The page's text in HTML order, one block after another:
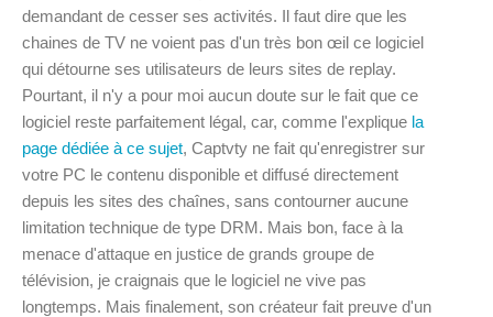
demandant de cesser ses activités. Il faut dire que les
chaines de TV ne voient pas d'un très bon œil ce logiciel
qui détourne ses utilisateurs de leurs sites de replay.
Pourtant, il n'y a pour moi aucun doute sur le fait que ce
logiciel reste parfaitement légal, car, comme l'explique la
page dédiée à ce sujet, Captvty ne fait qu'enregistrer sur
votre PC le contenu disponible et diffusé directement
depuis les sites des chaînes, sans contourner aucune
limitation technique de type DRM. Mais bon, face à la
menace d'attaque en justice de grands groupe de
télévision, je craignais que le logiciel ne vive pas
longtemps. Mais finalement, son créateur fait preuve d'un